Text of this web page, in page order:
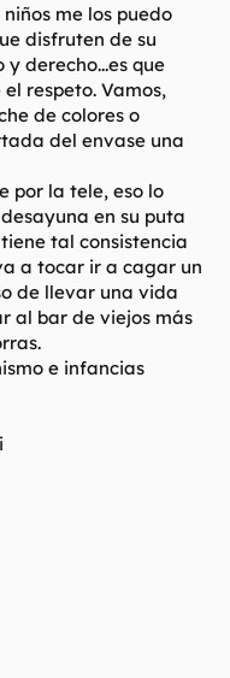
me los puedo
disfruten de su
derecho...es que
respeto. Vamos,
de colores o
del envase una
por la tele, eso lo
en su puta
tal consistencia
a tocar ir a cagar un
de llevar una vida
al bar de viejos más
e infancias